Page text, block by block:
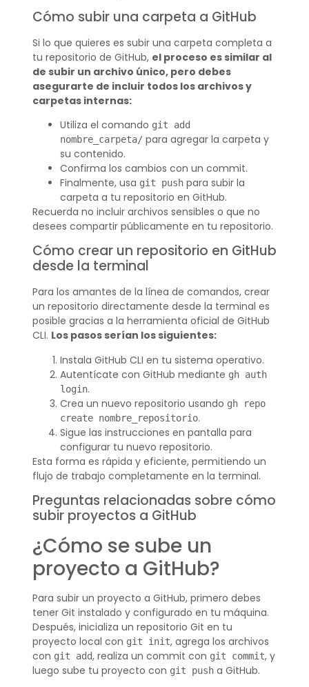
Cómo subir una carpeta a GitHub
Si lo que quieres es subir una carpeta completa a
tu repositorio de GitHub, el proceso es similar al
de subir un archivo único, pero debes
asegurarte de incluir todos los archivos y
carpetas internas:
Utiliza el comando git add
nombre_carpeta/para agregar la carpeta y
su contenido.
Confirma los cambios con un commit.
Finalmente, usa git pushpara subir la
carpeta a tu repositorio en GitHub.
Recuerda no incluir archivos sensibles o que no
desees compartir públicamente en tu repositorio.
Cómo crear un repositorio en GitHub
desde la terminal
Para los amantes de la línea de comandos, crear
un repositorio directamente desde la terminal es
posible gracias a la herramienta oficial de GitHub
CLI. Los pasos serían los siguientes:
Instala GitHub CLI en tu sistema operativo.
Autentícate con GitHub mediante gh auth
login.
Crea un nuevo repositorio usando gh repo
create nombre_repositorio.
Sigue las instrucciones en pantalla para
configurar tu nuevo repositorio.
Esta forma es rápida y eficiente, permitiendo un
flujo de trabajo completamente en la terminal.
Preguntas relacionadas sobre cómo
subir proyectos a GitHub
¿Cómo se sube un
proyecto a GitHub?
Para subir un proyecto a GitHub, primero debes
tener Git instalado y configurado en tu máquina.
Después, inicializa un repositorio Git en tu
proyecto local con git init, agrega los archivos
con git add, realiza un commit con git commit, y
luego sube tu proyecto con git pusha GitHub.